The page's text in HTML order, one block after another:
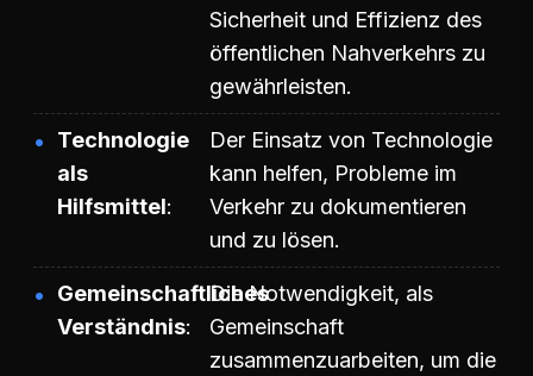
Sicherheit und Effizienz des
öffentlichen Nahverkehrs zu
gewährleisten.
Technologie
als
Hilfsmittel
Der Einsatz von Technologie
kann helfen, Probleme im
Verkehr zu dokumentieren
und zu lösen.
Gemeinschaftliches
Verständnis
Die Notwendigkeit, als
Gemeinschaft
zusammenzuarbeiten, um die